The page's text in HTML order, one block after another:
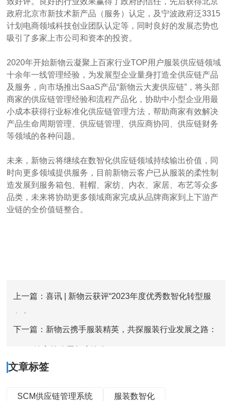
政府北京市新技术新产品（服务）认定，及宁波政府泛3315
计划电商领域科技创业团队认定等，同时良好的发展态势也
吸引了多家上市公司和资本的投资。
2020年开始新物云凝聚上百家行业TOP用户服装供应链领域
十余年一线管理经验，为发展型企业量身打造全供应链产品
及服务，向市场推出SaaS产品“新物云大麦供应链”，将头部
商家的供应链管理经验和流程产品化，协助中小型企业用最
小成本获得行业标准化供应链管理方法，帮助商家有效解决
产品生命周期管理、供应链管理、供应商协同、供应链财务
等领域的各种问题。
未来，新物云将继续在数智化供应链领域持续输出价值，同
时向更多领域提供服务，目前新物云客户已从服装的柔性制
造发展到服务箱包、鞋帽、家纺、内衣、家居、布艺等众多
品类，未来将协助更多领域商家完成从品牌商家到上下游产
业链的全价值链整合。
上一篇：喜讯 | 新物云获评“2023年度优秀数智化转型服
下一篇：新物云携手服装精英，共探服装行业发展之路：
文章标签
SCM供应链管理系统 服装数智化